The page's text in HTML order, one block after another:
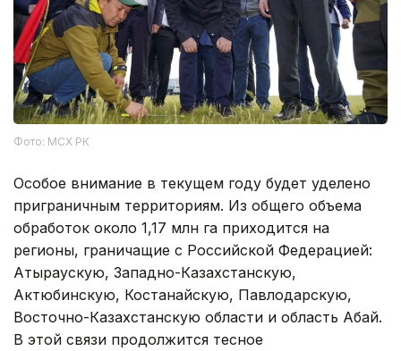
Фото: МСХ РК
Особое внимание в текущем году будет уделено
приграничным территориям. Из общего объема
обработок около 1,17 млн га приходится на
регионы, граничащие с Российской Федерацией:
Атыраускую, Западно-Казахстанскую,
Актюбинскую, Костанайскую, Павлодарскую,
Восточно-Казахстанскую области и область Абай.
В этой связи продолжится тесное